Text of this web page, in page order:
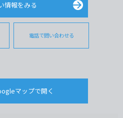
情報をみる
電話で問い合わせる
マップで開く